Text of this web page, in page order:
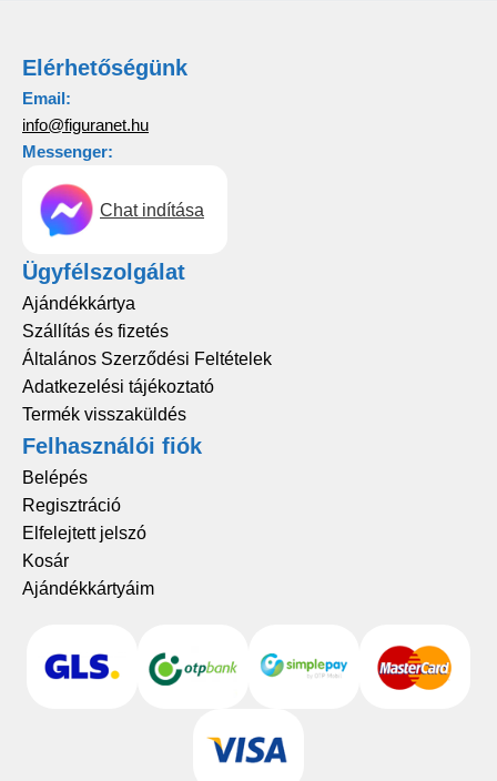
Elérhetőségünk
Email:
info@figuranet.hu
Messenger:
Chat indítása
Ügyfélszolgálat
Ajándékkártya
Szállítás és fizetés
Általános Szerződési Feltételek
Adatkezelési tájékoztató
Termék visszaküldés
Felhasználói fiók
Belépés
Regisztráció
Elfelejtett jelszó
Kosár
Ajándékkártyáim